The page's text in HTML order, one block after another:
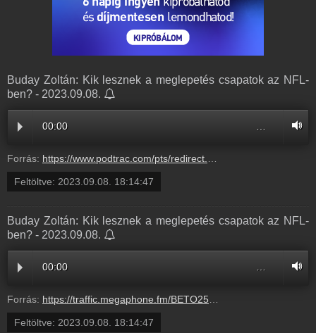
Buday Zoltán: Kik lesznek a meglepetés csapatok az NFL-
ben? - 2023.09.08.
00:00
Forrás: https://www.podtrac.com/pts/redirect.mp3/pdst.fm/e/chrt.fm/track/B69D94/traffic.megaphone.fm/BETO2508522004.mp3?updated=1700233413
Feltöltve: 2023.09.08. 18:14:47
Buday Zoltán: Kik lesznek a meglepetés csapatok az NFL-
ben? - 2023.09.08.
00:00
Forrás: https://traffic.megaphone.fm/BETO2508522004.mp3?updated=1700233413
Feltöltve: 2023.09.08. 18:14:47